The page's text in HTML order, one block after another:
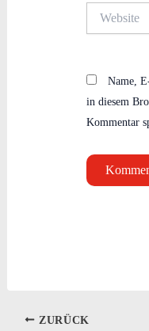
Name,
in diesem
Kommentar
ZURÜCK